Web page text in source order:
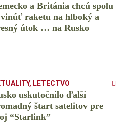
a Británia chcú spolu
raketu na hlboký a
útok … na Rusko
, LETECTVO
uskutočnilo ďalší
štart satelitov pre
“Starlink”